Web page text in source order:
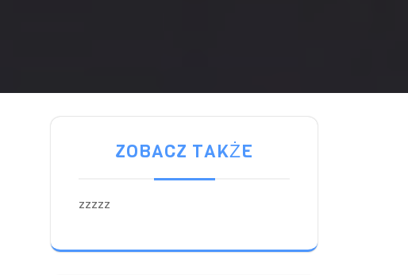
ZOBACZ TAKŻE
zzzzz